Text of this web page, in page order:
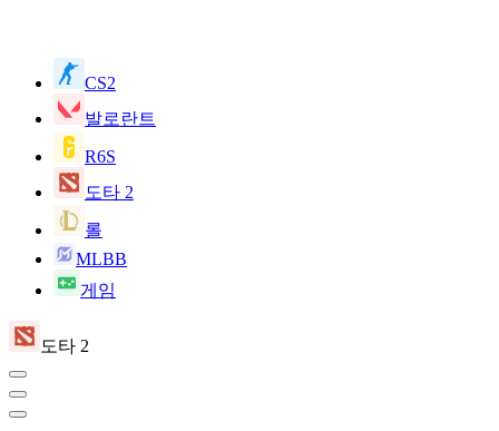
CS2
발로란트
R6S
도타 2
롤
MLBB
게임
도타 2